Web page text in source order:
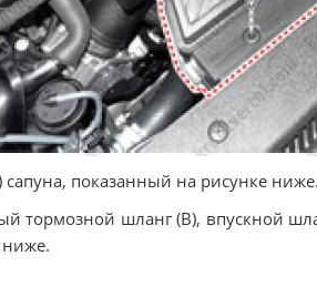
показанный на рисунке
тормозной шланг (В), впускной
ниже.